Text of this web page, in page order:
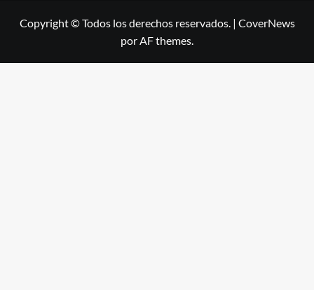
Copyright © Todos los derechos reservados. | CoverNews
por AF themes.